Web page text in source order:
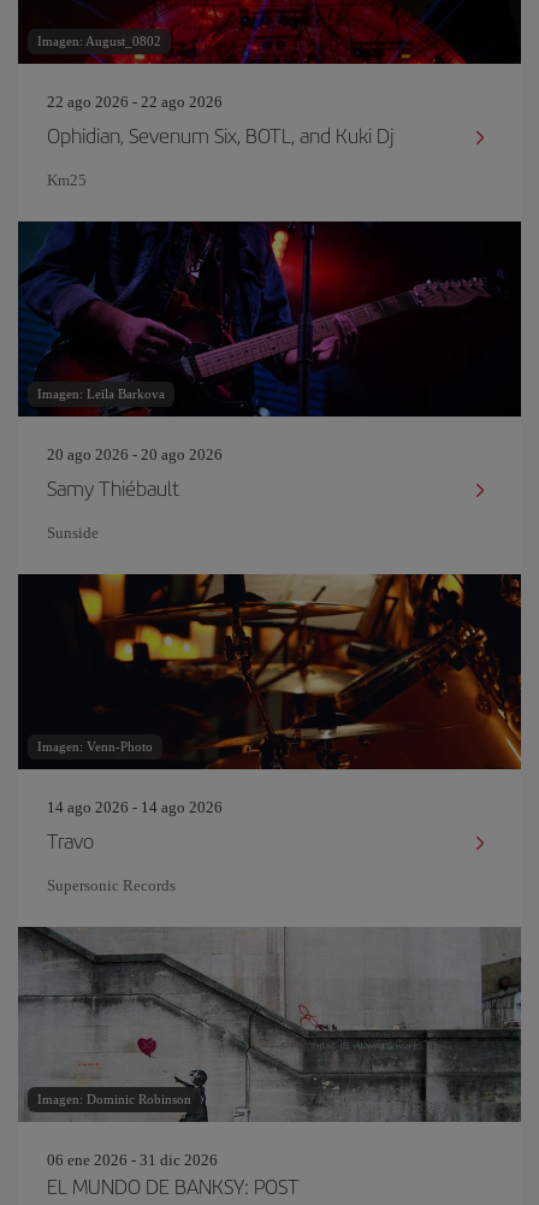
Imagen: August_0802
22 ago 2026 - 22 ago 2026
Ophidian, Sevenum Six, BOTL, and Kuki Dj
Km25
Imagen: Leila Barkova
20 ago 2026 - 20 ago 2026
Samy Thiébault
Sunside
Imagen: Venn-Photo
14 ago 2026 - 14 ago 2026
Travo
Supersonic Records
Imagen: Dominic Robinson
06 ene 2026 - 31 dic 2026
EL MUNDO DE BANKSY: POST